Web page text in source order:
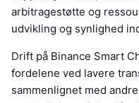
arbitragestøtte og
udvikling og synlighed
Drift på Binance Smart
fordelene ved lavere
sammenlignet med